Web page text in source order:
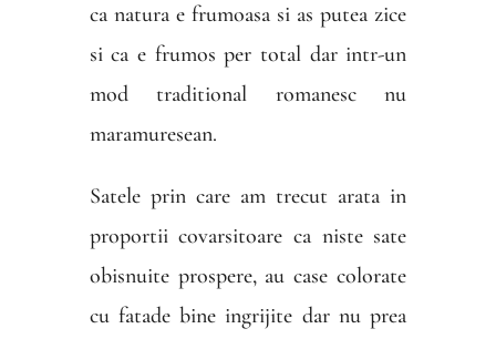
ca natura e frumoasa si as putea zice
si ca e frumos per total dar intr-un
mod traditional romanesc nu
maramuresean.
Satele prin care am trecut arata in
proportii covarsitoare ca niste sate
obisnuite prospere, au case colorate
cu fatade bine ingrijite dar nu prea